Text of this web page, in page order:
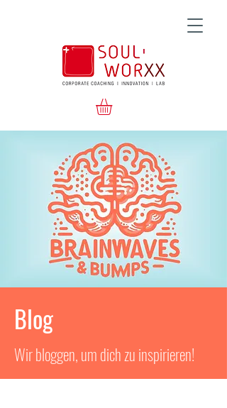
Blog
Wir bloggen, um dich zu inspirieren!